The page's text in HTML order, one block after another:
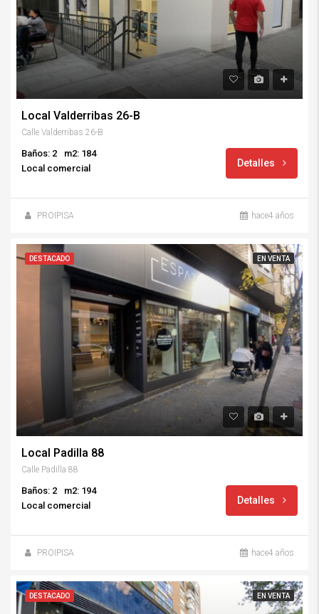
Local Valderribas 26-B
Calle Valderribas 26-B
Baños: 2
m2: 184
Local comercial
Detalles
PROIPISA hace4 años
DESTACADO EN VENTA
Local Padilla 88
Calle Padilla 88
Baños: 2
m2: 194
Local comercial
Detalles
PROIPISA hace4 años
DESTACADO EN VENTA